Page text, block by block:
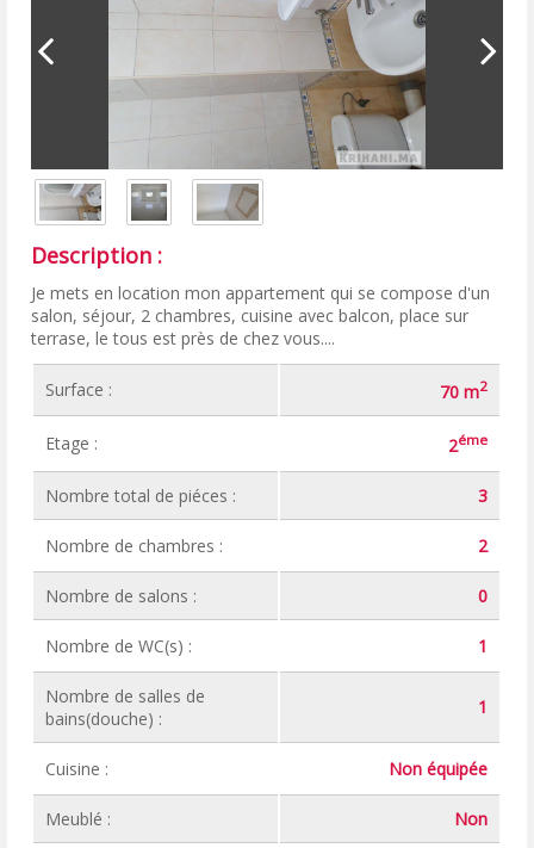
Description :
Je mets en location mon appartement qui se compose d'un
salon, séjour, 2 chambres, cuisine avec balcon, place sur
terrase, le tous est près de chez vous....
Surface : 70 m2
Etage : 2éme
Nombre total de piéces : 3
Nombre de chambres : 2
Nombre de salons : 0
Nombre de WC(s) : 1
Nombre de salles de
bains(douche) :
1
Cuisine : Non équipée
Meublé : Non